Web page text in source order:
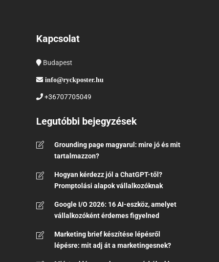
Kapcsolat
Budapest
info@ryckposter.hu
+36707705049
Legutóbbi bejegyzések
Grounding page magyarul: mire jó és mit
tartalmazzon?
Hogyan kérdezz jól a ChatGPT-től?
Promptolási alapok vállalkozóknak
Google I/O 2026: 16 AI-eszköz, amelyet
vállalkozóként érdemes figyelned
Marketing brief készítése lépésről
lépésre: mit adj át a marketingesnek?